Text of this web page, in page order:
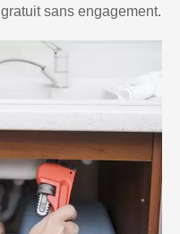
sans engagement.